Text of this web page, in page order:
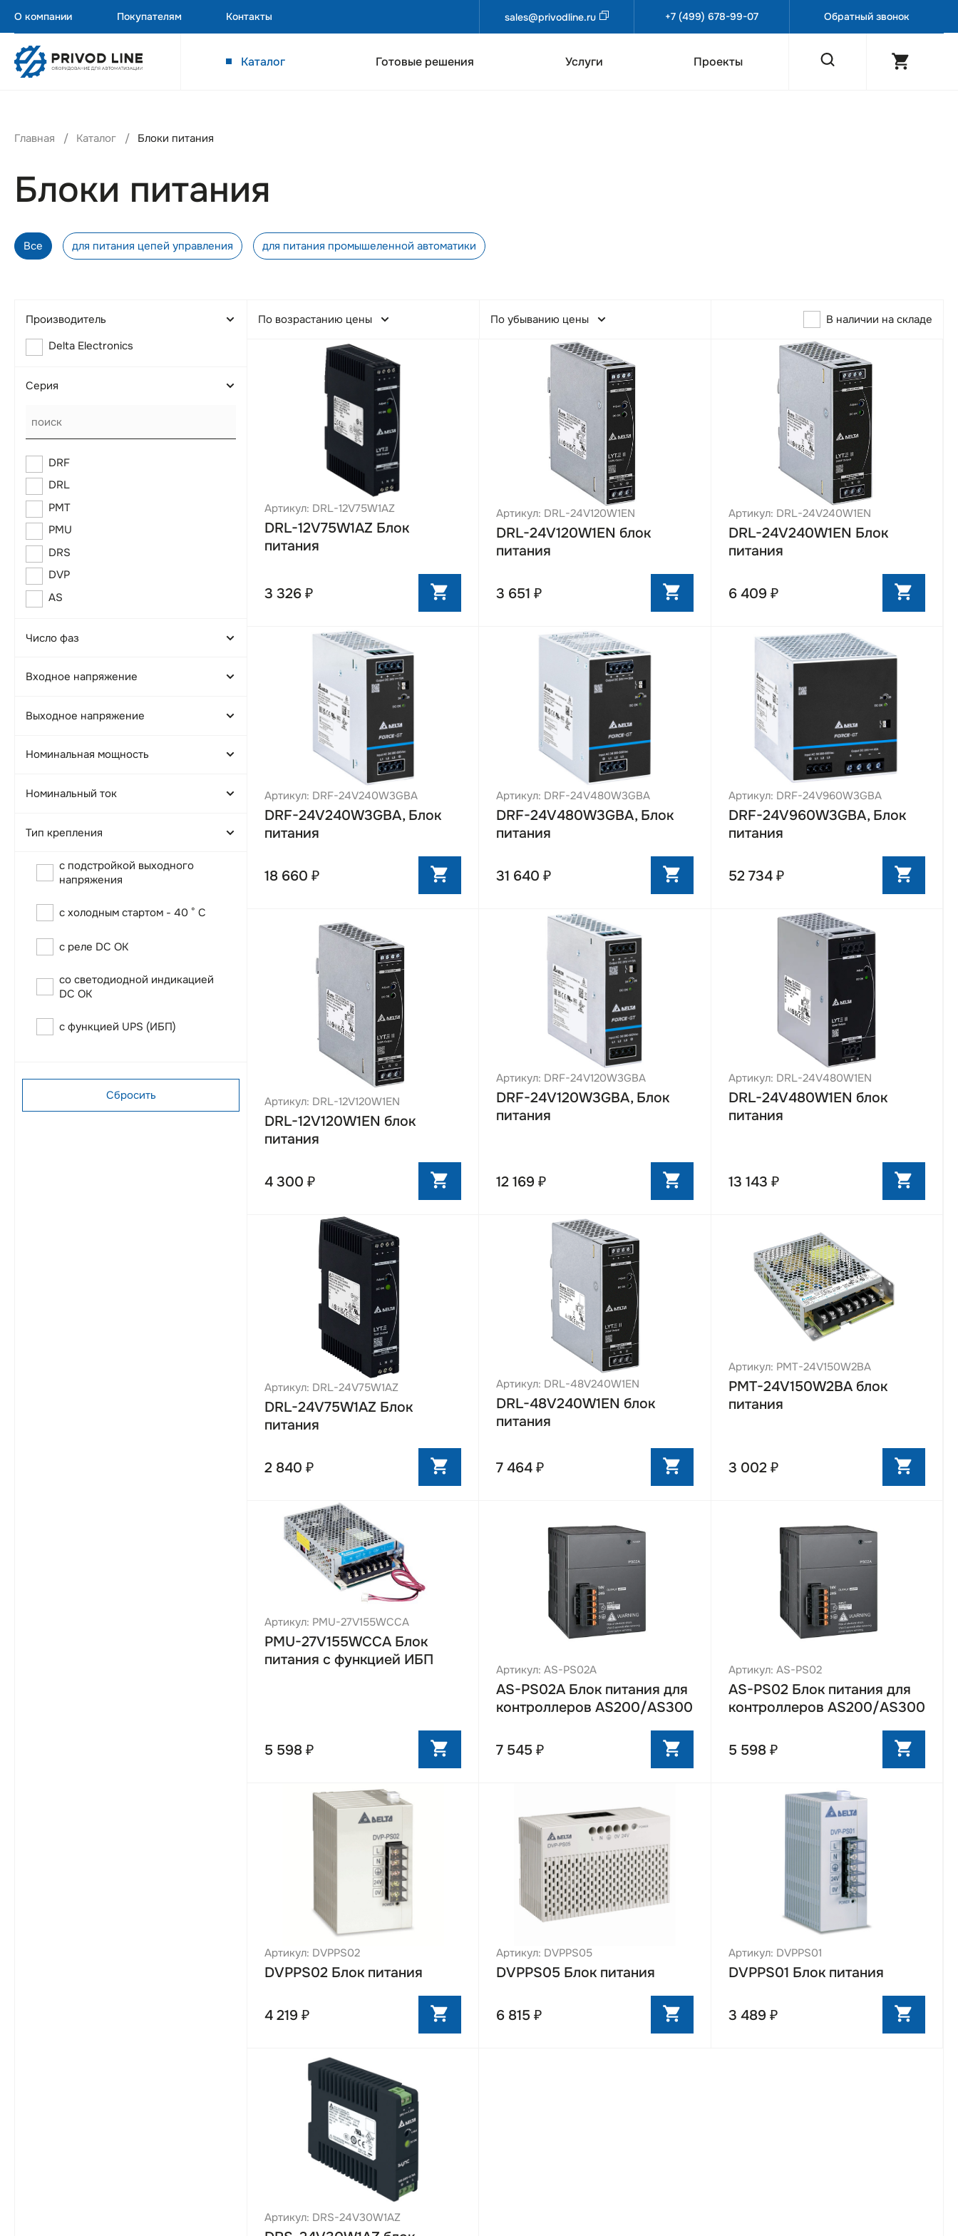
О компании Покупателям Контакты sales@privodline.ru +7 (499) 678-99-07 Обратный звонок
Каталог Готовые решения Услуги Проекты
Главная Каталог Блоки питания
Блоки питания
Все для питания цепей управления для питания промышеленной автоматики
Производитель
Delta Electronics
Серия
DRF
DRL
PMT
PMU
DRS
DVP
AS
Число фаз
Однофазный
Входное напряжение
100-240В AC
Выходное напряжение
Номинальная мощность
120Вт
480Вт
75Вт
150Вт
30Вт
48Вт
Номинальный ток
5А
20А
40А
6.25А
3.125А
1.25А
Тип крепления
Монтажная панель
с подстройкой выходного
напряжения
с холодным стартом - 40 ° C
с реле DC OK
со светодиодной индикацией
DC OK
с функцией UPS (ИБП)
Сбросить
По возрастанию цены По убыванию цены В наличии на складе
Артикул: DRL-12V75W1AZ
DRL-12V75W1AZ Блок
питания
3 326 ₽
Артикул: DRL-24V120W1EN
DRL-24V120W1EN блок
питания
3 651 ₽
Артикул: DRL-24V240W1EN
DRL-24V240W1EN Блок
питания
6 409 ₽
Артикул: DRF-24V240W3GBA
DRF-24V240W3GBA, Блок
питания
18 660 ₽
Артикул: DRF-24V480W3GBA
DRF-24V480W3GBA, Блок
питания
31 640 ₽
Артикул: DRF-24V960W3GBA
DRF-24V960W3GBA, Блок
питания
52 734 ₽
Артикул: DRL-12V120W1EN
DRL-12V120W1EN блок
питания
4 300 ₽
Артикул: DRF-24V120W3GBA
DRF-24V120W3GBA, Блок
питания
12 169 ₽
Артикул: DRL-24V480W1EN
DRL-24V480W1EN блок
питания
13 143 ₽
Артикул: DRL-24V75W1AZ
DRL-24V75W1AZ Блок
питания
2 840 ₽
Артикул: DRL-48V240W1EN
DRL-48V240W1EN блок
питания
7 464 ₽
Артикул: PMT-24V150W2BA
PMT-24V150W2BA блок
питания
3 002 ₽
Артикул: PMU-27V155WCCA
PMU-27V155WCCA Блок
питания с функцией ИБП
5 598 ₽
Артикул: AS-PS02A
AS-PS02A Блок питания для
контроллеров AS200/AS300
7 545 ₽
Артикул: AS-PS02
AS-PS02 Блок питания для
контроллеров AS200/AS300
5 598 ₽
Артикул: DVPPS02
DVPPS02 Блок питания
4 219 ₽
Артикул: DVPPS05
DVPPS05 Блок питания
6 815 ₽
Артикул: DVPPS01
DVPPS01 Блок питания
3 489 ₽
Артикул: DRS-24V30W1AZ